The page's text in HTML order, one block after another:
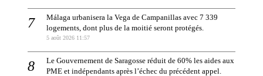
Málaga urbanisera la Vega de Campanillas avec 7 339
logements, dont plus de la moitié seront protégés.
5 août 2026 11:57
Le Gouvernement de Saragosse réduit de 60% les aides aux
PME et indépendants après l’échec du précédent appel.